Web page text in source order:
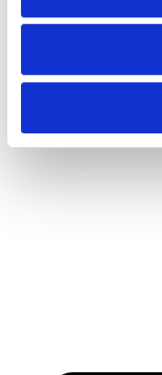
Møde/Konference